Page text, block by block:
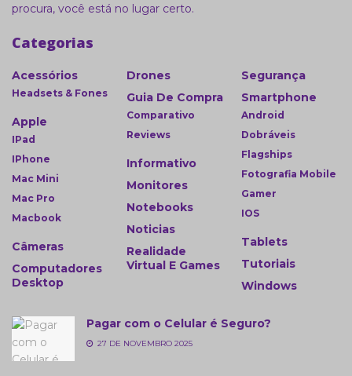
procura, você está no lugar certo.
Categorias
Acessórios
Headsets & Fones
Apple
IPad
IPhone
Mac Mini
Mac Pro
Macbook
Câmeras
Computadores
Desktop
Drones
Guia De Compra
Comparativo
Reviews
Informativo
Monitores
Notebooks
Noticias
Realidade
Virtual E Games
Segurança
Smartphone
Android
Dobráveis
Flagships
Fotografia Mobile
Gamer
IOS
Tablets
Tutoriais
Windows
Pagar com o Celular é Seguro?
27 DE NOVEMBRO 2025